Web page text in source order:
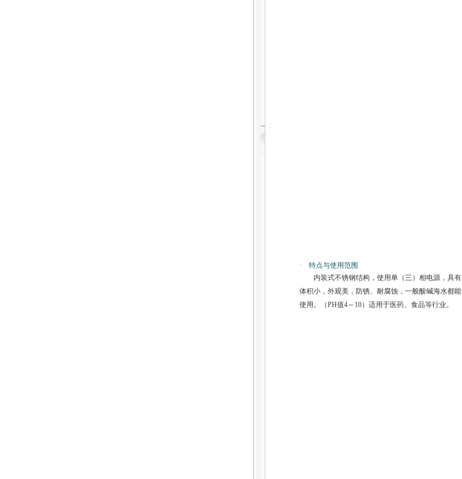
· 特点与使用范围
内装式不锈钢结构，使用单（三）相电源，具有
体积小，外观美，防锈、耐腐蚀，一般酸碱海水都能
使用。（PH值4～10）适用于医药、食品等行业。